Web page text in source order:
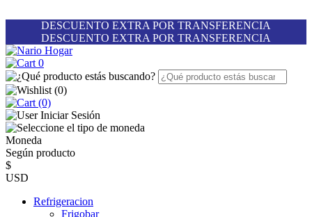
DESCUENTO EXTRA POR TRANSFERENCIA
DESCUENTO EXTRA POR TRANSFERENCIA
0
(0)
(0)
Iniciar Sesión
Moneda
Según producto
$
USD
Refrigeracion
Frigobar